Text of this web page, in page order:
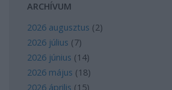
ARCHÍVUM
2026 augusztus (2)
2026 július (7)
2026 június (14)
2026 május (18)
2026 április (15)